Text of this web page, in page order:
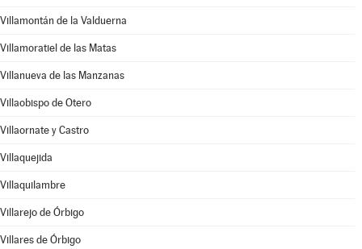
Villamontán de la Valduerna
Villamoratiel de las Matas
Villanueva de las Manzanas
Villaobispo de Otero
Villaornate y Castro
Villaquejida
Villaquilambre
Villarejo de Órbigo
Villares de Órbigo